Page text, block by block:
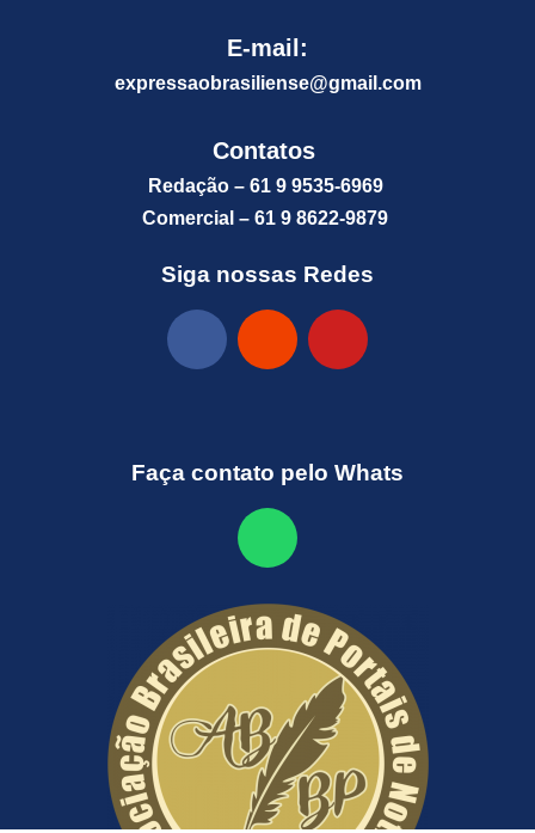
E-mail:
expressaobrasiliense@gmail.com
Contatos
Redação – 61 9 9535-6969
Comercial – 61 9 8622-9879
Siga nossas Redes
Faça contato pelo Whats